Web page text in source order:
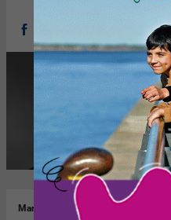
Mar 11/11/2025